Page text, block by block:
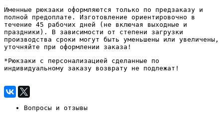
Именные рюкзаки оформляются только по предзаказу и
полной предоплате. Изготовление ориентировочно в
течение 45 рабочих дней (не включая выходные и
праздники). В зависимости от степени загрузки
производства сроки могут быть уменьшены или увеличены,
уточняйте при оформлении заказа!
*Рюкзаки с персонализацией сделанные по
индивидуальному заказу возврату не подлежат!
Вопросы и отзывы